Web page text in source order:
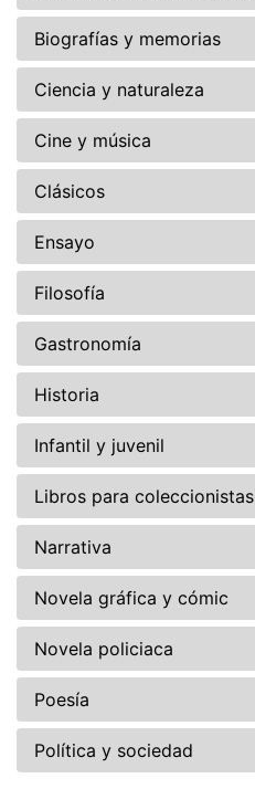
Biografías y memorias
Ciencia y naturaleza
Cine y música
Clásicos
Ensayo
Filosofía
Gastronomía
Historia
Infantil y juvenil
Libros para coleccionistas
Narrativa
Novela gráfica y cómic
Novela policiaca
Poesía
Política y sociedad